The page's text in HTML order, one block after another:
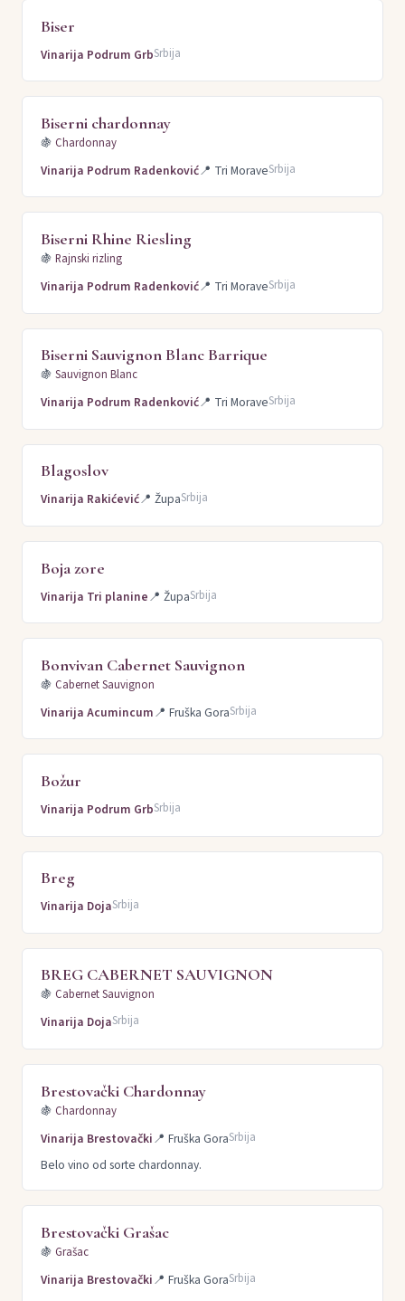
Biser
Vinarija Podrum GrbSrbija
Biserni chardonnay
🍇 Chardonnay
Vinarija Podrum Radenković📍 Tri MoraveSrbija
Biserni Rhine Riesling
🍇 Rajnski rizling
Vinarija Podrum Radenković📍 Tri MoraveSrbija
Biserni Sauvignon Blanc Barrique
🍇 Sauvignon Blanc
Vinarija Podrum Radenković📍 Tri MoraveSrbija
Blagoslov
Vinarija Rakićević📍 ŽupaSrbija
Boja zore
Vinarija Tri planine📍 ŽupaSrbija
Bonvivan Cabernet Sauvignon
🍇 Cabernet Sauvignon
Vinarija Acumincum📍 Fruška GoraSrbija
Božur
Vinarija Podrum GrbSrbija
Breg
Vinarija DojaSrbija
BREG CABERNET SAUVIGNON
🍇 Cabernet Sauvignon
Vinarija DojaSrbija
Brestovački Chardonnay
🍇 Chardonnay
Vinarija Brestovački📍 Fruška GoraSrbija
Belo vino od sorte chardonnay.
Brestovački Grašac
🍇 Grašac
Vinarija Brestovački📍 Fruška GoraSrbija